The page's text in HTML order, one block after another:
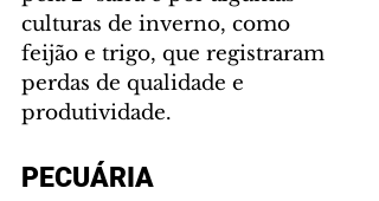
culturas de inverno, como
feijão e trigo, que registraram
perdas de qualidade e
produtividade.
PECUÁRIA